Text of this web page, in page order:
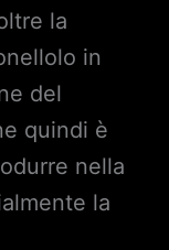
la
in
del
quindi è
nella
la